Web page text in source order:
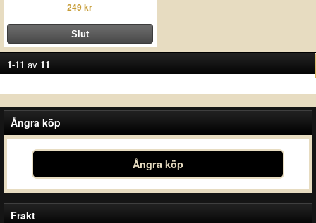
249 kr
1-11 av 11
Ångra köp
Ångra köp
Frakt